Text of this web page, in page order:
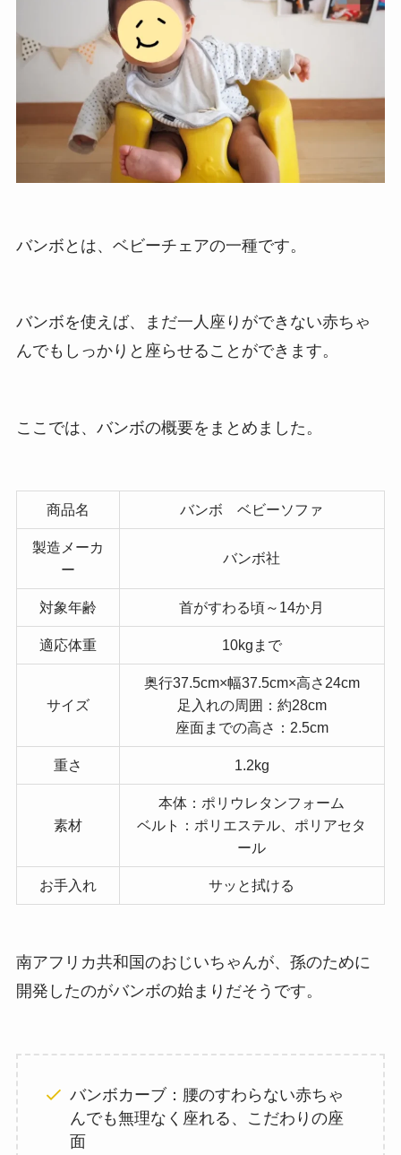
バンボとは、ベビーチェアの一種です。
バンボを使えば、まだ一人座りができない赤ちゃ
んでもしっかりと座らせることができます。
ここでは、バンボの概要をまとめました。
商品名 バンボ ベビーソファ
製造メーカ
ー
バンボ社
対象年齢 首がすわる頃～14か月
適応体重 10kgまで
サイズ
奥行37.5cm×幅37.5cm×高さ24cm
足入れの周囲：約28cm
座面までの高さ：2.5cm
重さ 1.2kg
素材
本体：ポリウレタンフォーム
ベルト：ポリエステル、ポリアセタ
ール
お手入れ サッと拭ける
南アフリカ共和国のおじいちゃんが、孫のために
開発したのがバンボの始まりだそうです。
バンボカーブ：腰のすわらない赤ちゃ
んでも無理なく座れる、こだわりの座
面